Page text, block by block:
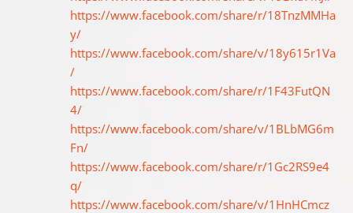
https://www.facebook.com/share/r/18TnzMMHa
y/
https://www.facebook.com/share/v/18y615r1Va
/
https://www.facebook.com/share/r/1F43FutQN
4/
https://www.facebook.com/share/v/1BLbMG6m
Fn/
https://www.facebook.com/share/r/1Gc2RS9e4
q/
https://www.facebook.com/share/v/1HnHCmcz